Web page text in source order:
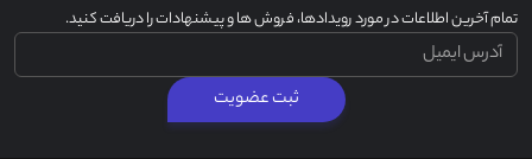
تمام آخرین اطلاعات در مورد رویدادها، فروش ها و پیشنهادات را دریافت کنید.
ثبت عضویت